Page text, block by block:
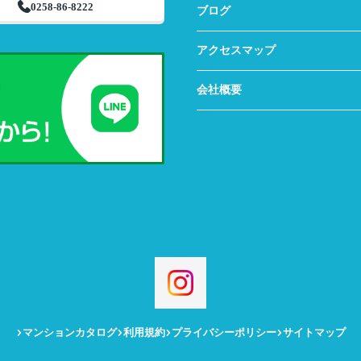
0258-86-8222 ブログ
アクセスマップ
会社概要
マンションカタログ 利用規約 プライバシーポリシー サイトマップ